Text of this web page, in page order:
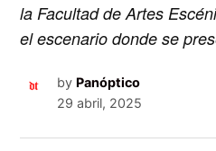
la Facultad de Artes
el escenario donde se
by Panóptico
29 abril, 2025